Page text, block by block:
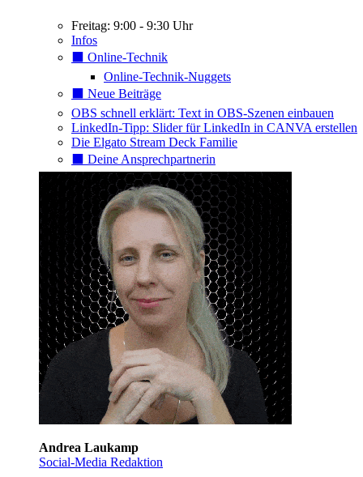
Freitag: 9:00 - 9:30 Uhr
Infos
⬛️ Online-Technik
Online-Technik-Nuggets
⬛️ Neue Beiträge
OBS schnell erklärt: Text in OBS-Szenen einbauen
LinkedIn-Tipp: Slider für LinkedIn in CANVA erstellen
Die Elgato Stream Deck Familie
⬛️ Deine Ansprechpartnerin
Andrea Laukamp
Social-Media Redaktion